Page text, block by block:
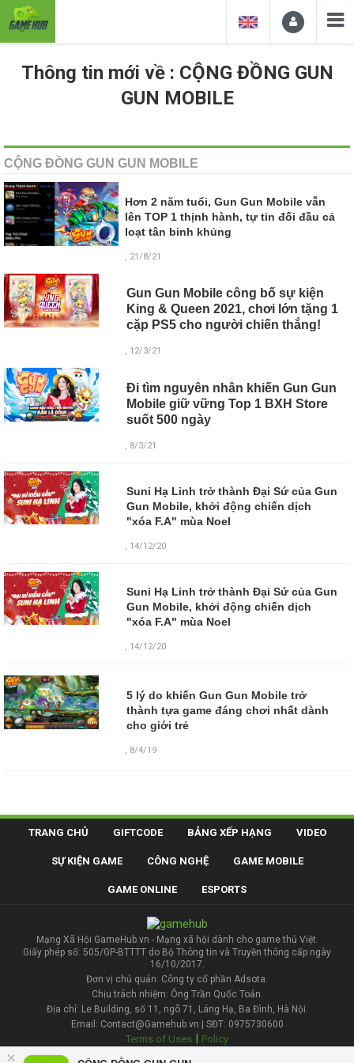
×
Thông tin mới về : CỘNG ĐỒNG GUN
GUN MOBILE
CỘNG ĐỒNG GUN GUN MOBILE
Hơn 2 năm tuổi, Gun Gun Mobile vẫn
lên TOP 1 thịnh hành, tự tin đối đầu cả
loạt tân binh khủng
, 21/8/21
Gun Gun Mobile công bố sự kiện
King & Queen 2021, chơi lớn tặng 1
cặp PS5 cho người chiến thắng!
, 12/3/21
Đi tìm nguyên nhân khiến Gun Gun
Mobile giữ vững Top 1 BXH Store
suốt 500 ngày
, 8/3/21
Suni Hạ Linh trở thành Đại Sứ của Gun
Gun Mobile, khởi động chiến dịch
"xóa F.A" mùa Noel
, 14/12/20
Suni Hạ Linh trở thành Đại Sứ của Gun
Gun Mobile, khởi động chiến dịch
"xóa F.A" mùa Noel
, 14/12/20
5 lý do khiến Gun Gun Mobile trở
thành tựa game đáng chơi nhất dành
cho giới trẻ
, 8/4/19
TRANG CHỦ GIFTCODE BẢNG XẾP HẠNG VIDEO
SỰ KIỆN GAME CÔNG NGHỆ GAME MOBILE
GAME ONLINE ESPORTS
Mạng Xã Hội GameHub.vn - Mạng xã hội dành cho game thủ Việt.
Giấy phép số: 505/GP-BTTTT do Bộ Thông tin và Truyền thông cấp ngày
16/10/2017.
Đơn vị chủ quản: Công ty cổ phần Adsota.
Chịu trách nhiệm: Ông Trần Quốc Toản.
Địa chỉ: Le Building, số 11, ngõ 71, Láng Hạ, Ba Đình, Hà Nội.
Email: Contact@Gamehub.vn | SĐT: 0975730600
Terms of Uses | Policy